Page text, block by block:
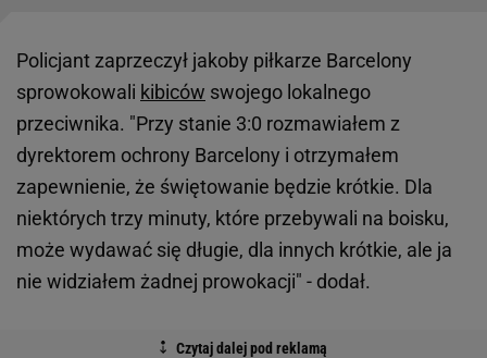
Policjant zaprzeczył jakoby piłkarze Barcelony
sprowokowali kibiców swojego lokalnego
przeciwnika. "Przy stanie 3:0 rozmawiałem z
dyrektorem ochrony Barcelony i otrzymałem
zapewnienie, że świętowanie będzie krótkie. Dla
niektórych trzy minuty, które przebywali na boisku,
może wydawać się długie, dla innych krótkie, ale ja
nie widziałem żadnej prowokacji" - dodał.